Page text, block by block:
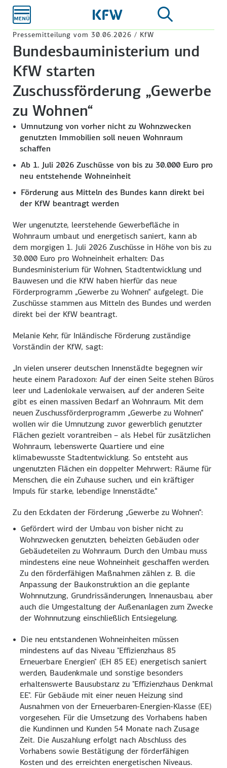
Hauptinhalt
Pressemitteilung vom 30.06.2026 / KfW
Bundesbauministerium und
KfW starten
Zuschussförderung „Gewerbe
zu Wohnen“
Umnutzung von vorher nicht zu Wohnzwecken
genutzten Immobilien soll neuen Wohnraum
schaffen
Ab 1. Juli 2026 Zuschüsse von bis zu 30.000 Euro pro
neu entstehende Wohneinheit
Förderung aus Mitteln des Bundes kann direkt bei
der KfW beantragt werden
Wer ungenutzte, leerstehende Gewerbefläche in
Wohnraum umbaut und energetisch saniert, kann ab
dem morgigen 1. Juli 2026 Zuschüsse in Höhe von bis zu
30.000 Euro pro Wohneinheit erhalten: Das
Bundesministerium für Wohnen, Stadtentwicklung und
Bauwesen und die KfW haben hierfür das neue
Förderprogramm „Gewerbe zu Wohnen“ aufgelegt. Die
Zuschüsse stammen aus Mitteln des Bundes und werden
direkt bei der KfW beantragt.
Melanie Kehr, für Inländische Förderung zuständige
Vorständin der KfW, sagt:
„In vielen unserer deutschen Innenstädte begegnen wir
heute einem Paradoxon: Auf der einen Seite stehen Büros
leer und Ladenlokale verwaisen, auf der anderen Seite
gibt es einen massiven Bedarf an Wohnraum. Mit dem
neuen Zuschussförderprogramm „Gewerbe zu Wohnen“
wollen wir die Umnutzung zuvor gewerblich genutzter
Flächen gezielt vorantreiben – als Hebel für zusätzlichen
Wohnraum, lebenswerte Quartiere und eine
klimabewusste Stadtentwicklung. So entsteht aus
ungenutzten Flächen ein doppelter Mehrwert: Räume für
Menschen, die ein Zuhause suchen, und ein kräftiger
Impuls für starke, lebendige Innenstädte.“
Zu den Eckdaten der Förderung „Gewerbe zu Wohnen“:
Gefördert wird der Umbau von bisher nicht zu
Wohnzwecken genutzten, beheizten Gebäuden oder
Gebäudeteilen zu Wohnraum. Durch den Umbau muss
mindestens eine neue Wohneinheit geschaffen werden.
Zu den förderfähigen Maßnahmen zählen z. B. die
Anpassung der Baukonstruktion an die geplante
Wohnnutzung, Grundrissänderungen, Innenausbau, aber
auch die Umgestaltung der Außenanlagen zum Zwecke
der Wohnnutzung einschließlich Entsiegelung.
Die neu entstandenen Wohneinheiten müssen
mindestens auf das Niveau "Effizienzhaus 85
Erneuerbare Energien" (EH 85 EE) energetisch saniert
werden, Baudenkmale und sonstige besonders
erhaltenswerte Bausubstanz zu "Effizienzhaus Denkmal
EE". Für Gebäude mit einer neuen Heizung sind
Ausnahmen von der Erneuerbaren-Energien-Klasse (EE)
vorgesehen. Für die Umsetzung des Vorhabens haben
die Kundinnen und Kunden 54 Monate nach Zusage
Zeit. Die Auszahlung erfolgt nach Abschluss des
Vorhabens sowie Bestätigung der förderfähigen
Kosten und des erreichten energetischen Niveaus.